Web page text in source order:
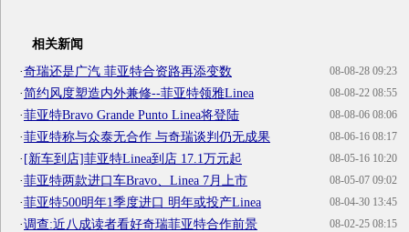
相关新闻
08-08-28 09:23
·奇瑞还是广汽 菲亚特合资路再添变数
08-08-22 08:55
·简约风度塑造内外兼修--菲亚特领雅Linea
08-08-06 08:06
·菲亚特Bravo Grande Punto Linea将登陆
08-06-16 08:17
·菲亚特称与众泰无合作 与奇瑞谈判仍无成果
08-05-16 10:20
·[新车到店]菲亚特Linea到店 17.1万元起
08-05-07 09:02
·菲亚特两款进口车Bravo、Linea 7月上市
08-04-30 13:45
·菲亚特500明年1季度进口 明年或投产Linea
08-02-25 08:15
·调查:近八成读者看好奇瑞菲亚特合作前景